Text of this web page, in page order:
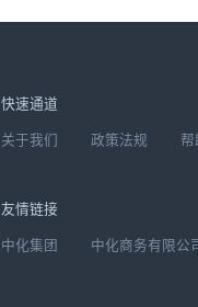
快速通道
关于我们 政策法规 帮
友情链接
中化集团 中化商务有限公